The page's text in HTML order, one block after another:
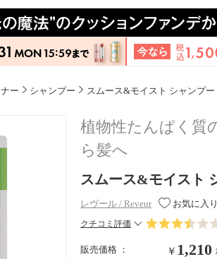
ー シャンプー スムース&モイスト シャンプー
植物性たんぱく質
ら髪へ
スムース&モイスト
レヴール / Reveur お気に入
クチコミ評価
販売価格 ： ￥ 1,210